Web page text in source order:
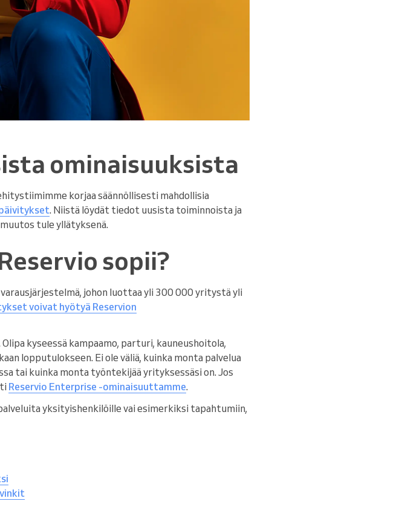
ominaisuuksista
korjaa säännöllisesti mahdollisia
. Niistä löydät tiedot uusista toiminnoista ja
tule yllätyksenä.
sopii?
johon luottaa yli 300 000 yritystä yli
voivat hyötyä Reservion
kyseessä kampaamo, parturi, kauneushoitola,
lopputulokseen. Ei ole väliä, kuinka monta palvelua
tai kuinka monta työntekijää yrityksessäsi on. Jos
Reservio Enterprise -ominaisuuttamme.
yksityishenkilöille vai esimerkiksi tapahtumiin,